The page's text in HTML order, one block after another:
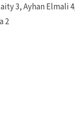
3, Ayhan Elmali
2